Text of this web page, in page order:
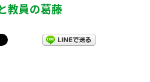
教員の葛藤